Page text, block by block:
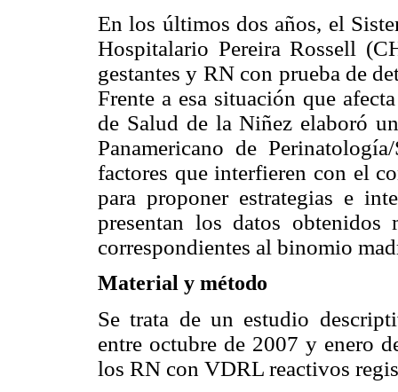
En los últimos dos años, el
Hospitalario Pereira Rossell
gestantes y RN con prueba de
Frente a esa situación que
de Salud de la Niñez elaboró
Panamericano de
factores que interfieren con el
para proponer estrategias e
presentan los datos obtenidos
correspondientes al binomio
Material y método
Se trata de un estudio
entre octubre de 2007 y enero
los RN con VDRL reactivos